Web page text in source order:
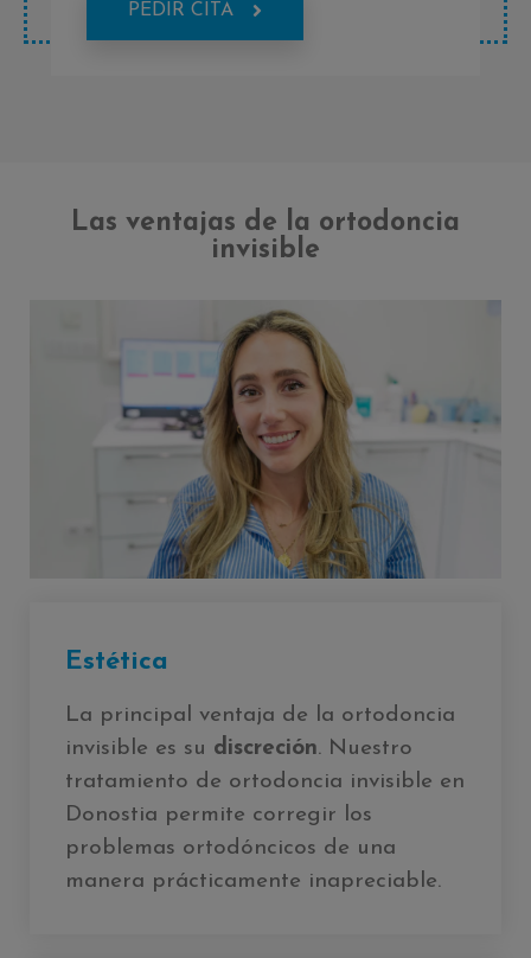
PEDIR CITA
Las ventajas de la ortodoncia
invisible
Estética
La principal ventaja de la ortodoncia
invisible es su discreción. Nuestro
tratamiento de ortodoncia invisible en
Donostia permite corregir los
problemas ortodóncicos de una
manera prácticamente inapreciable.